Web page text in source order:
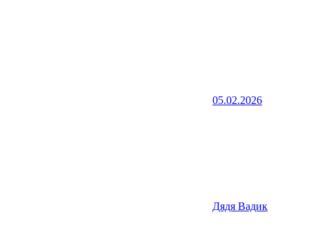
05.02.2026
Дядя Вадик